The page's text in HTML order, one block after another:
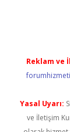
Reklam ve
Yasal Uyarı:
ve İletişim